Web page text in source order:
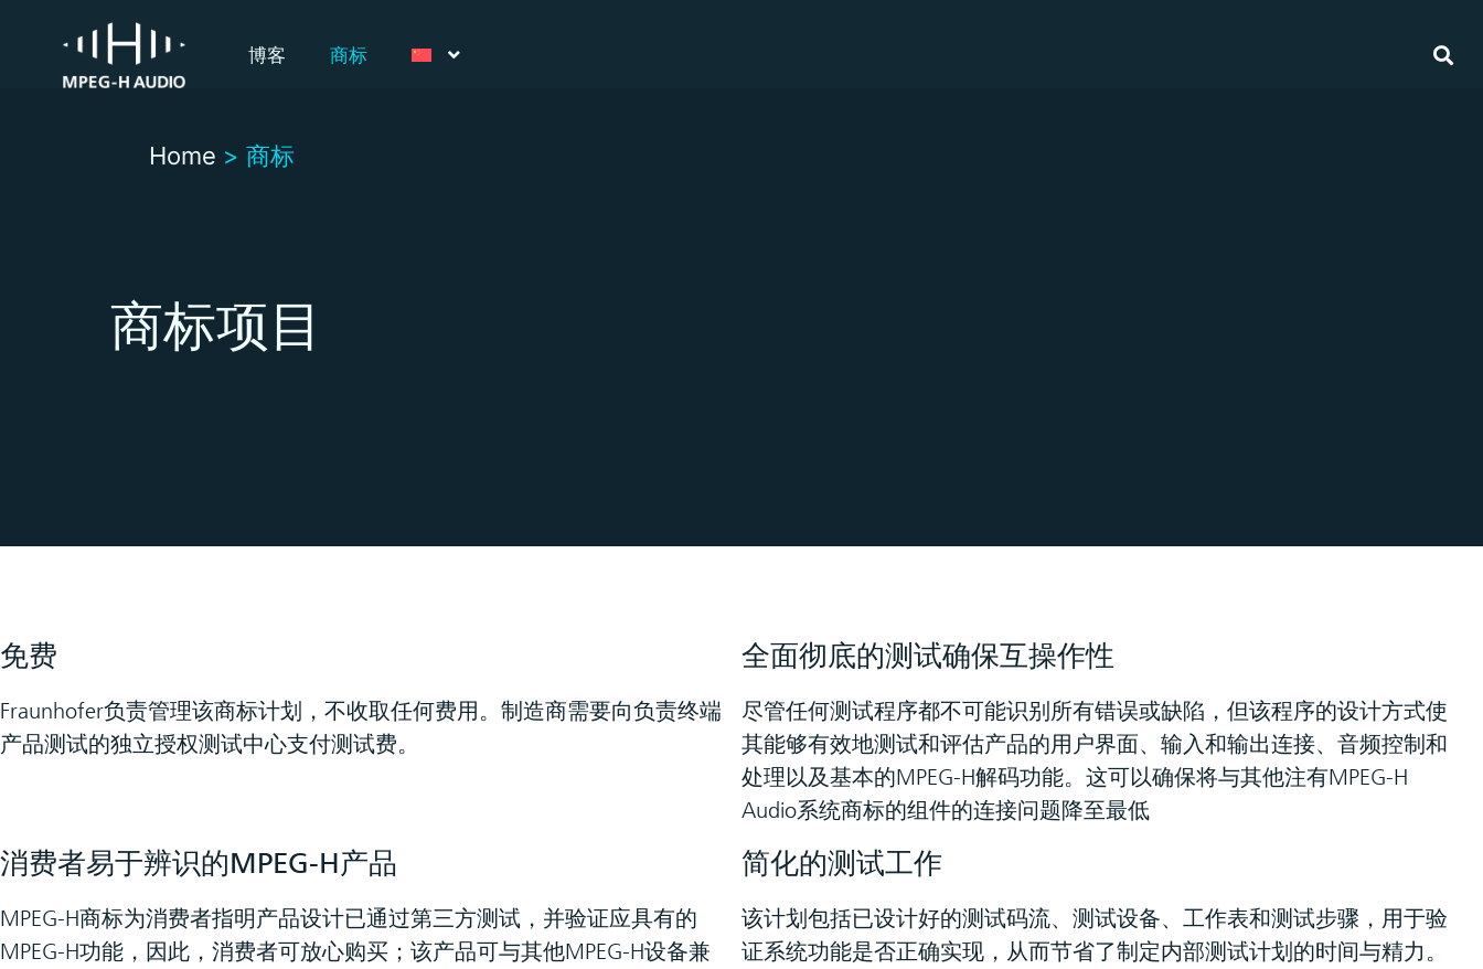
博客 商标
Home > 商标
商标项目
免费
Fraunhofer负责管理该商标计划，不收取任何费用。制造商需要向负责终端
产品测试的独立授权测试中心支付测试费。
全面彻底的测试确保互操作性
尽管任何测试程序都不可能识别所有错误或缺陷，但该程序的设计方式使
其能够有效地测试和评估产品的用户界面、输入和输出连接、音频控制和
处理以及基本的MPEG-H解码功能。这可以确保将与其他注有MPEG-H
Audio系统商标的组件的连接问题降至最低
消费者易于辨识的MPEG-H产品
MPEG-H商标为消费者指明产品设计已通过第三方测试，并验证应具有的
MPEG-H功能，因此，消费者可放心购买；该产品可与其他MPEG-H设备兼
简化的测试工作
该计划包括已设计好的测试码流、测试设备、工作表和测试步骤，用于验
证系统功能是否正确实现，从而节省了制定内部测试计划的时间与精力。